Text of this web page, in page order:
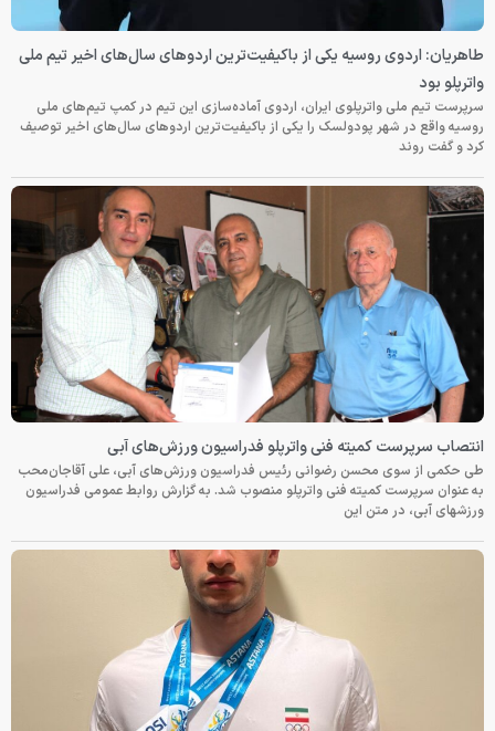
طاهریان: اردوی روسیه یکی از باکیفیت‌ترین اردوهای سال‌های اخیر تیم ملی
واترپلو بود
سرپرست تیم ملی واترپلوی ایران، اردوی آماده‌سازی این تیم در کمپ تیم‌های ملی
روسیه واقع در شهر پودولسک را یکی از باکیفیت‌ترین اردوهای سال‌های اخیر توصیف
کرد و گفت روند
انتصاب سرپرست کمیته فنی واترپلو فدراسیون ورزش‌های آبی
طی حکمی از سوی محسن رضوانی رئیس فدراسیون ورزش‌های آبی، علی آقاجان‌محب
به عنوان سرپرست کمیته فنی واترپلو منصوب شد. به گزارش روابط عمومی فدراسیون
ورزشهای آبی، در متن این